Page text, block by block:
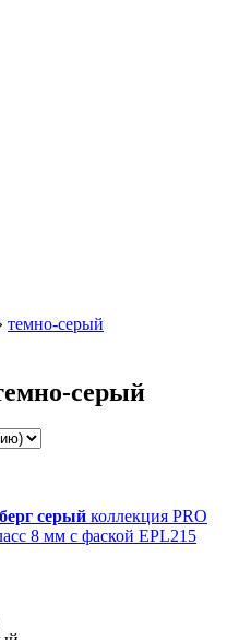
темно-серый
серый
серый коллекция PRO
8 мм с фаской EPL215